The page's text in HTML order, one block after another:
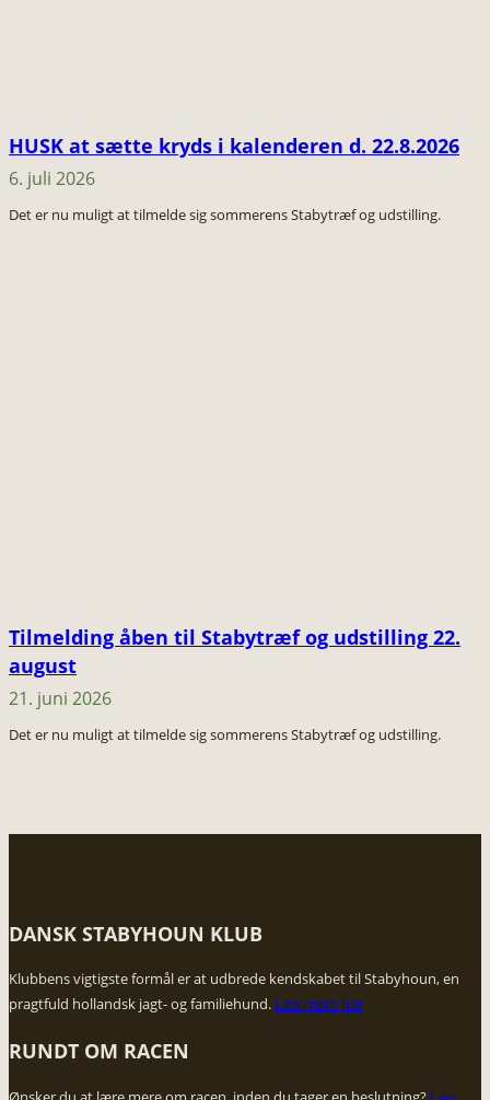
HUSK at sætte kryds i kalenderen d. 22.8.2026
6. juli 2026
Det er nu muligt at tilmelde sig sommerens Stabytræf og udstilling.
Tilmelding åben til Stabytræf og udstilling 22.
august
21. juni 2026
Det er nu muligt at tilmelde sig sommerens Stabytræf og udstilling.
DANSK STABYHOUN KLUB
​Klubbens vigtigste formål er at udbrede kendskabet til Stabyhoun, en
pragtfuld hollandsk jagt- og familiehund. Læs mere her
RUNDT OM RACEN